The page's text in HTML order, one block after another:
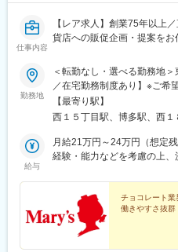
仕事内容
【レア求人】創業75年以上
貨店への販促企画・提案をお
勤務地
＜転勤なし・選べる勤務地
／在宅勤務制度あり】※ご希
す※転居を伴う転勤はありま
勤ありコースを選択・キャリ
市・高崎市が中心）・一部
道札幌市中央区南1条西6 旭
忙期のみ、バレンタイン陳
します■福岡支店福岡県福岡
ル7F営業エリア：大分県・
小倉エリア）など※上記のう
【最寄り駅】
西１５丁目駅、博多駅、西
給与
月給21万円～24万円（想定
経験・能力などを考慮の上
み、超過分は別途支給いた
受け、キャリアアップも可
結果や過程を評価して賞与や
目指せます！※積極的なジョ
チョコレート業
働きやすさ抜群